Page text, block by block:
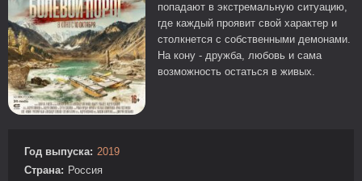
попадают в экстремальную ситуацию,
где каждый проявит свой характер и
столкнется с собственными демонами.
На кону - дружба, любовь и сама
возможность остаться в живых.
Год выпуска: 2019
Страна: Россия